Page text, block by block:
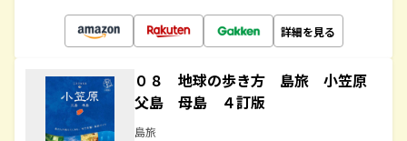
詳細を見る
０８ 地球の歩き方 島旅 小笠原
父島 母島 ４訂版
島旅